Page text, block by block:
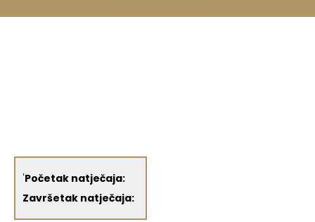
'Početak natječaja:
Završetak natječaja: